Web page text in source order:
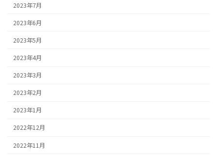
2023年7月
2023年6月
2023年5月
2023年4月
2023年3月
2023年2月
2023年1月
2022年12月
2022年11月